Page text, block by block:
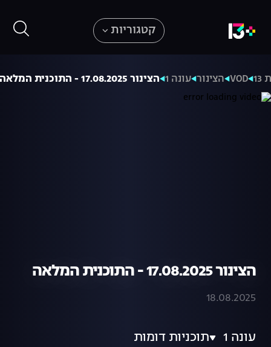
קטגוריות
VOD הצינור עונה 1 הצינור 17.08.2025 - התוכנית המלאה
הצינור 17.08.2025 - התוכנית המלאה
18.08.2025
עונה 1 תוכניות דומות